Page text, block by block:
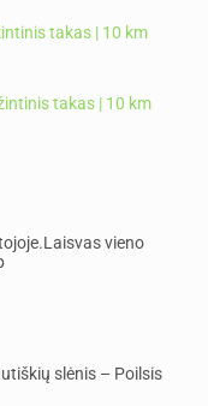
takas | 10 km
takas | 10 km
vieno
slėnis – Poilsis